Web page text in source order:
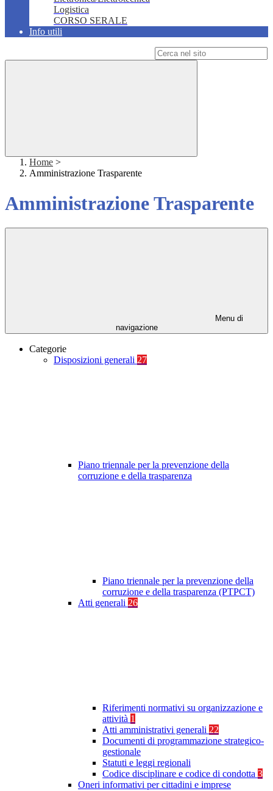
Logistica
CORSO SERALE
Info utili
Home >
Amministrazione Trasparente
Amministrazione Trasparente
Menu di
navigazione
Categorie
Disposizioni generali 27
Piano triennale per la prevenzione della
corruzione e della trasparenza
Piano triennale per la prevenzione della
corruzione e della trasparenza (PTPCT)
Atti generali 26
Riferimenti normativi su organizzazione e
attività 1
Atti amministrativi generali 22
Documenti di programmazione strategico-
gestionale
Statuti e leggi regionali
Codice disciplinare e codice di condotta 3
Oneri informativi per cittadini e imprese